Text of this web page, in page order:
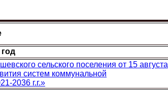
сельского поселения от 15 августа
систем коммунальной
2036 г.г.»